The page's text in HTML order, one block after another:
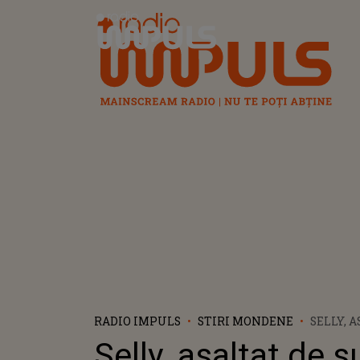
Radio Impuls
RADIO IMPULS STIRI MONDENE
SELLY,